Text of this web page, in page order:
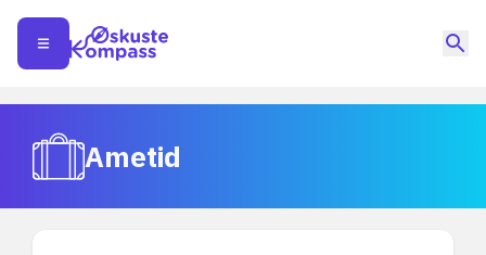
Ametid